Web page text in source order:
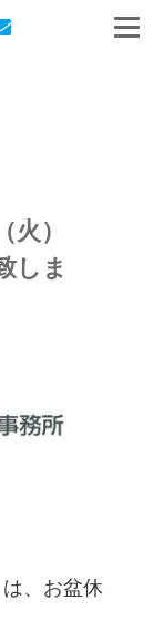
）
しま
、お盆休